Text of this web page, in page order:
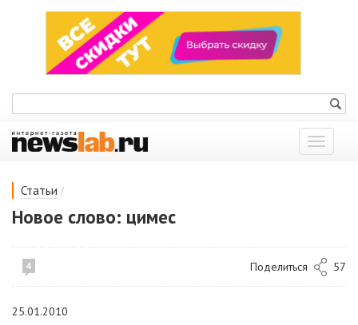
Показать
меню
Статьи /
Новое слово: цимес
4 Поделиться 57
25.01.2010